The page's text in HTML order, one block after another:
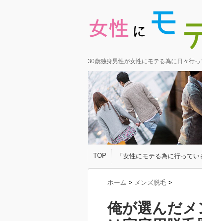
30歳独身男性が女性にモテる為に日々行
TOP 「女性にモテる為に行って
ホーム > メンズ脱毛 >
俺が選んだ